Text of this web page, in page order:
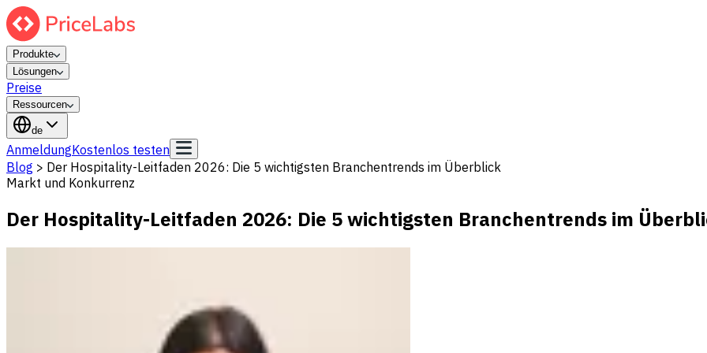
Produkte
Lösungen
Preise
Ressourcen
de
AnmeldungKostenlos testen
Blog > Der Hospitality-Leitfaden 2026: Die 5 wichtigsten Branchentrends im Überblick
Markt und Konkurrenz
Der Hospitality-Leitfaden 2026: Die 5 wichtigsten Branchentrends im